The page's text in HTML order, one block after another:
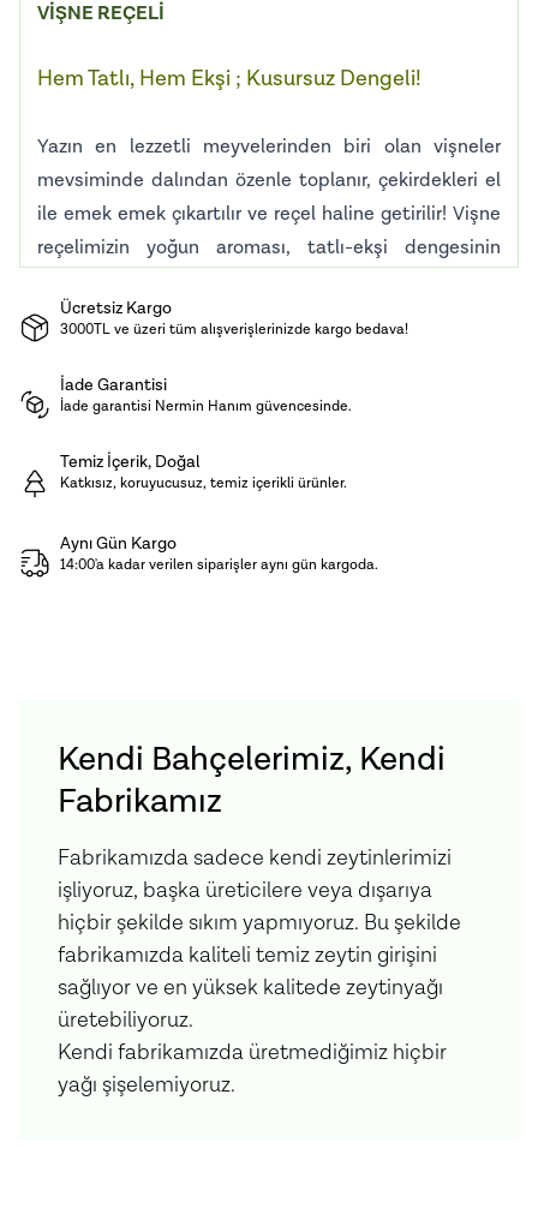
VİŞNE REÇELİ
Hem Tatlı, Hem Ekşi ; Kusursuz Dengeli!
Yazın en lezzetli meyvelerinden biri olan vişneler
mevsiminde dalından özenle toplanır, çekirdekleri el
ile emek emek çıkartılır ve reçel haline getirilir! Vişne
reçelimizin yoğun aroması, tatlı-ekşi dengesinin
bırakacak! Hiçbir katkı maddesi kullanılmadan
ürettiğimiz reçelimiz kahvaltılarınıza ve tatlılarınıza
lezzetli bir alternatif sunar.
Muhafaza Koşulları:
Karanlık, serin ve nemsiz
soğukta muhafaza edilmelidir.
Ücretsiz Kargo
3000TL ve üzeri tüm alışverişlerinizde kargo bedava!
İade Garantisi
İade garantisi Nermin Hanım güvencesinde.
Temiz İçerik, Doğal
Katkısız, koruyucusuz, temiz içerikli ürünler.
Aynı Gün Kargo
14:00'a kadar verilen siparişler aynı gün kargoda.
Kendi Bahçelerimiz, Kendi
Fabrikamız
Fabrikamızda sadece kendi zeytinlerimizi
işliyoruz, başka üreticilere veya dışarıya
hiçbir şekilde sıkım yapmıyoruz. Bu şekilde
fabrikamızda kaliteli temiz zeytin girişini
sağlıyor ve en yüksek kalitede zeytinyağı
üretebiliyoruz.
Kendi fabrikamızda üretmediğimiz hiçbir
yağı şişelemiyoruz.